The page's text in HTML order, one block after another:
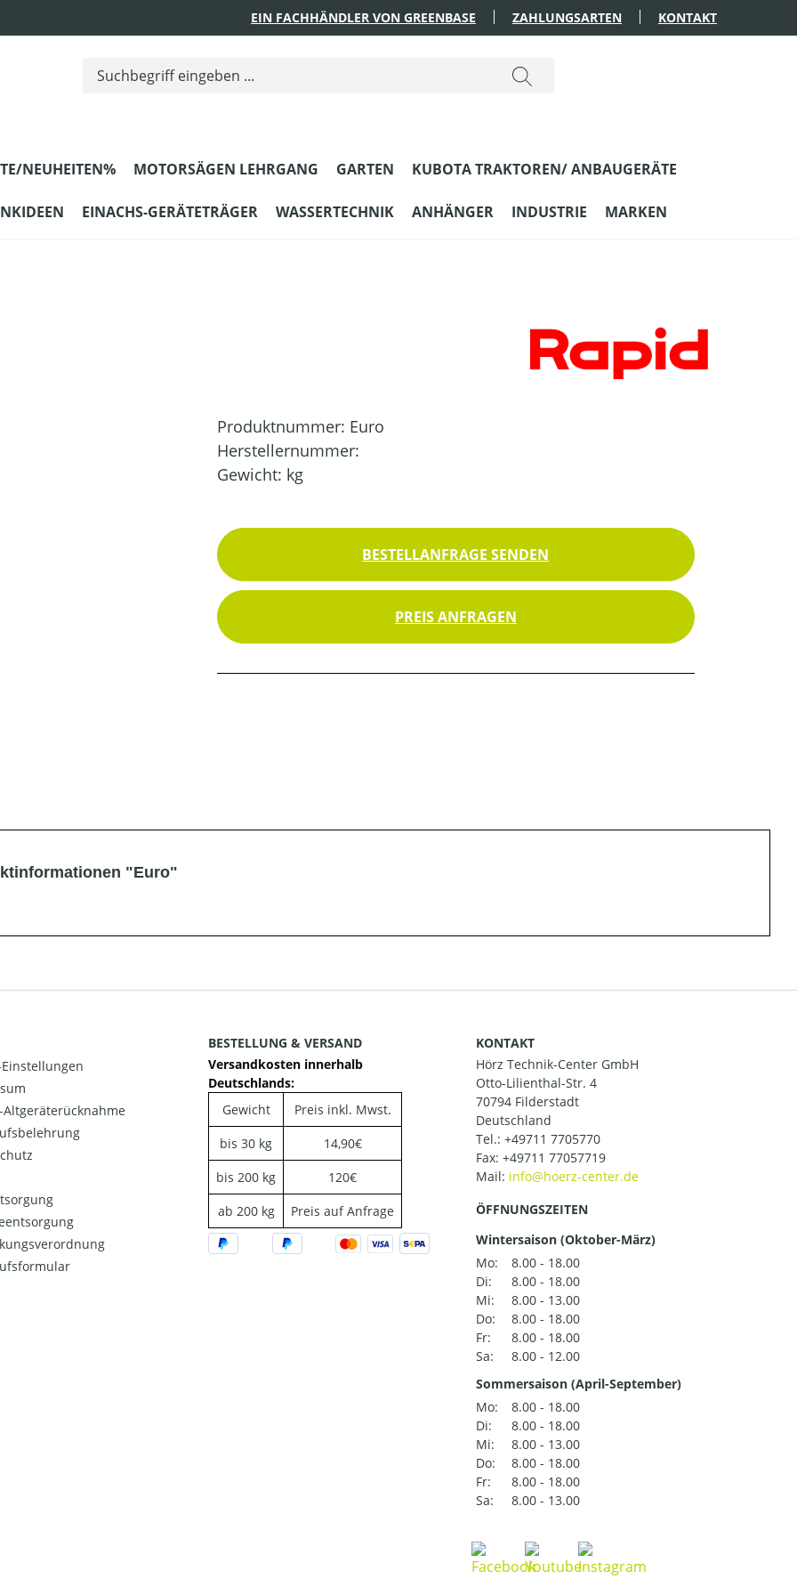
EIN FACHHÄNDLER VON GREENBASE ZAHLUNGSARTEN KONTAKT
NEUHEITEN% MOTORSÄGEN LEHRGANG GARTEN KUBOTA TRAKTOREN/ ANBAUGERÄTE
EINACHS-GERÄTETRÄGER WASSERTECHNIK ANHÄNGER INDUSTRIE MARKEN
Produktnummer: Euro
Herstellernummer:
Gewicht: kg
BESTELLANFRAGE SENDEN
PREIS ANFRAGEN
"Euro"
Einstellungen
Altgeräterücknahme
BESTELLUNG & VERSAND
Versandkosten innerhalb
Deutschlands:
Gewicht
Preis inkl. Mwst.
bis 30 kg
14,90€
bis 200 kg
120€
ab 200 kg
Preis auf Anfrage
KONTAKT
Hörz Technik-Center GmbH
Otto-Lilienthal-Str. 4
70794 Filderstadt
Deutschland
Tel.: +49711 7705770
Fax: +49711 77057719
Mail:
ÖFFNUNGSZEITEN
Wintersaison (Oktober-März)
Mo:
8.00 - 18.00
Di:
8.00 - 18.00
Mi:
8.00 - 13.00
Do:
8.00 - 18.00
Fr:
8.00 - 18.00
Sa:
8.00 - 12.00
Sommersaison (April-September)
Mo:
8.00 - 18.00
Di:
8.00 - 18.00
Mi:
8.00 - 13.00
Do:
8.00 - 18.00
Fr:
8.00 - 18.00
Sa:
8.00 - 13.00